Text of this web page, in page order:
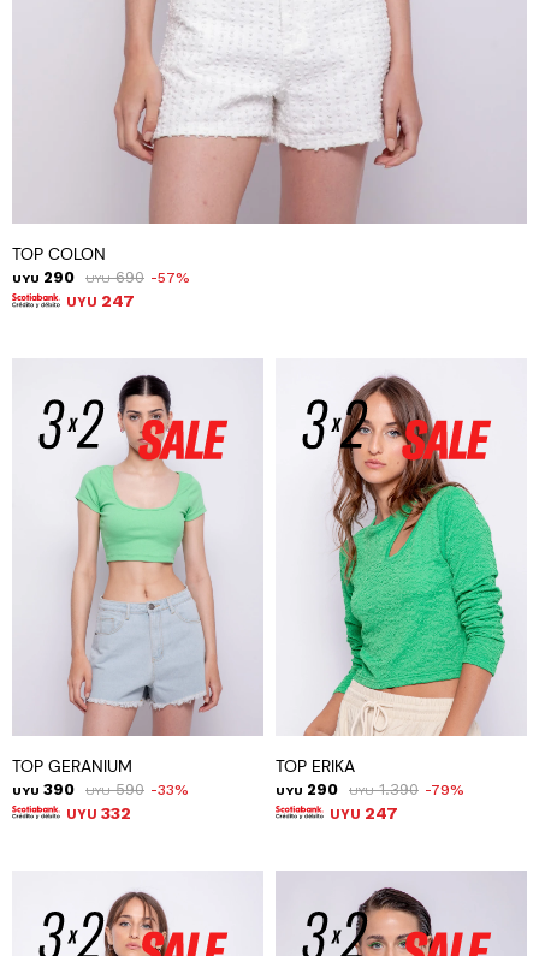
TOP COLON
UYU 290 UYU 690 57
UYU 247
TOP GERANIUM
UYU 390 UYU 590 33
UYU 332
TOP ERIKA
UYU 290 UYU 1.390 79
UYU 247